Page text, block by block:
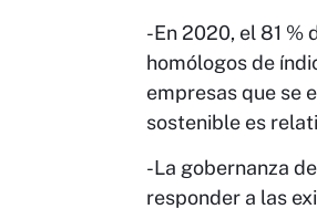
-En 2020, el 81 %
homólogos de
empresas que se
sostenible es
-La gobernanza
responder a las